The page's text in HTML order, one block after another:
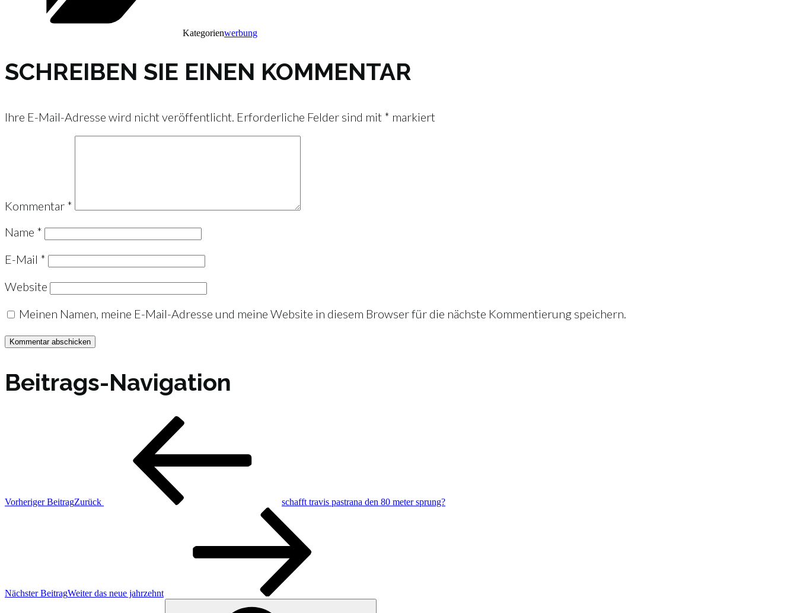
Kategorienwerbung
SCHREIBEN SIE EINEN KOMMENTAR
Ihre E-Mail-Adresse wird nicht veröffentlicht. Erforderliche Felder sind mit * markiert
Kommentar *
Name *
E-Mail *
Website
Meinen Namen, meine E-Mail-Adresse und meine Website in diesem Browser für die nächste Kommentierung speichern.
Beitrags-Navigation
Vorheriger BeitragZurück schafft travis pastrana den 80 meter sprung?
Nächster BeitragWeiter das neue jahrzehnt